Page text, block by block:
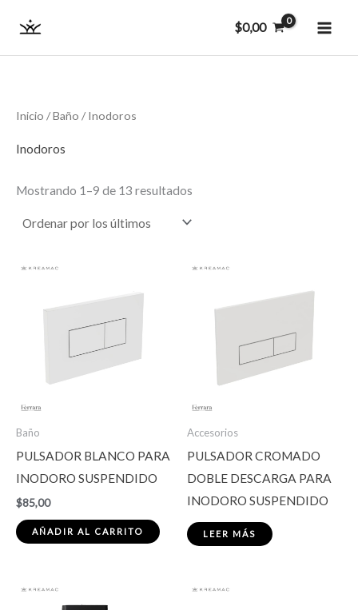
contenido
$0,00
Inicio /Baño / Inodoros
Inodoros
Mostrando 1–9 de 13 resultados
Baño
PULSADOR BLANCO PARA
INODORO SUSPENDIDO
$85,00
AÑADIR AL CARRITO
Accesorios
PULSADOR CROMADO
DOBLE DESCARGA PARA
INODORO SUSPENDIDO
LEER MÁS